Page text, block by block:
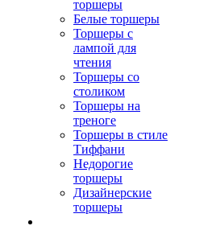
торшеры
Белые торшеры
Торшеры с
лампой для
чтения
Торшеры со
столиком
Торшеры на
треноге
Торшеры в стиле
Тиффани
Недорогие
торшеры
Дизайнерские
торшеры